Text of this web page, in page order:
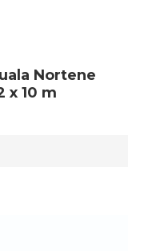
Nortene
x 10 m